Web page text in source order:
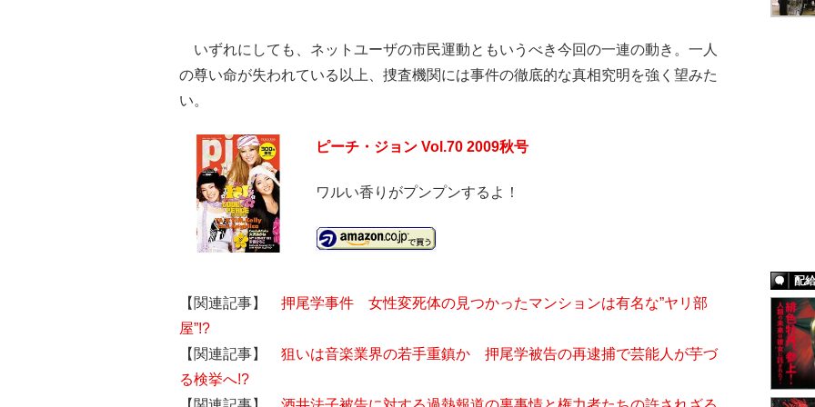
いずれにしても、ネットユーザの市民運動ともいうべき今回の一連の動き。一人
の尊い命が失われている以上、捜査機関には事件の徹底的な真相究明を強く望みた
い。
ピーチ・ジョン Vol.70 2009秋号
ワルい香りがプンプンするよ！
【関連記事】 押尾学事件 女性変死体の見つかったマンションは有名な”ヤリ部
屋”!?
【関連記事】 狙いは音楽業界の若手重鎮か 押尾学被告の再逮捕で芸能人が芋づ
る検挙へ!?
配